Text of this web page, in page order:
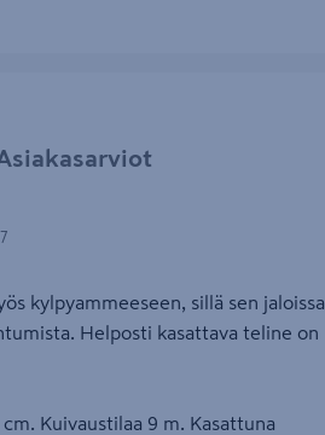
kylpyammeeseen, sillä sen jaloissa
Helposti kasattava teline on
Kuivaustilaa 9 m. Kasattuna